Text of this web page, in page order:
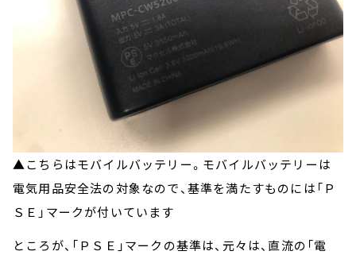
▲こちらはモバイルバッテリー。モバイルバッテリーは
電気用品安全法の対象なので、基準を満たすものには「Ｐ
ＳＥ」マークが付いています
ところが、「ＰＳＥ」マークの基準は、元々は、直流の「電